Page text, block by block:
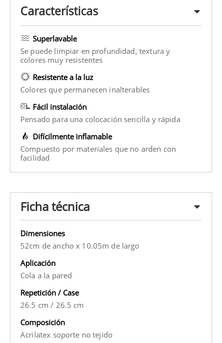
Características
Superlavable
Se puede limpiar en profundidad, textura y
colores muy resistentes
Resistente a la luz
Colores que permanecen inalterables
Fácil instalación
Pensado para una colocación sencilla y rápida
Difícilmente inflamable
Compuesto por materiales que no arden con
facilidad
Ficha técnica
Dimensiones
52cm de ancho x 10.05m de largo
Aplicación
Cola a la pared
Repetición / Case
26.5 cm/ 26.5 cm
Composición
Acrilatex soporte no tejido